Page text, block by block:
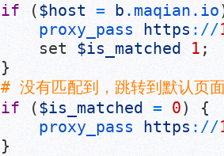
if
($host = b .maqian .io
proxy_pass https : //
set
$is_matched 1 ;
}
# 没有匹配到，跳转到默认页
if
($is_matched = 0)
{
proxy_pass https : //
}